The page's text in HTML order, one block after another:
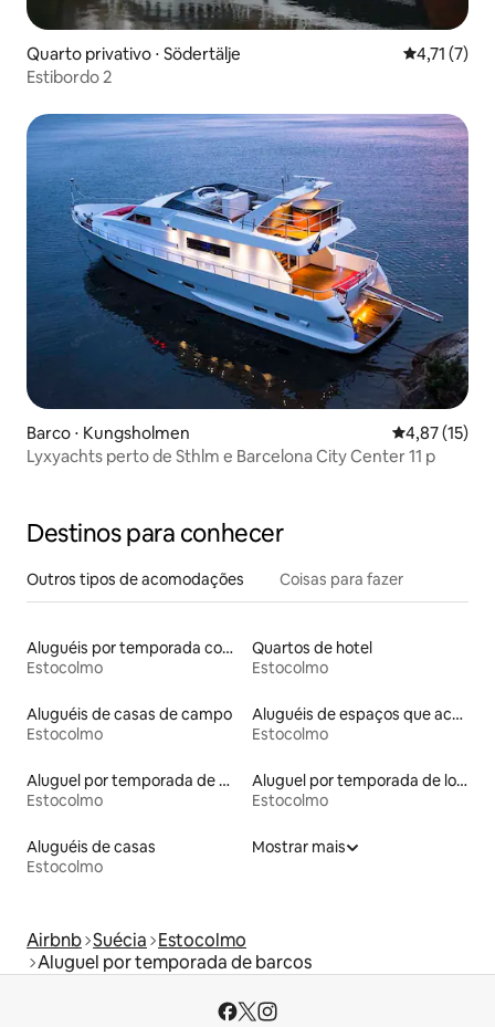
Quarto privativo ⋅ Södertälje 4,71 de
4,71 (7)
Estibordo 2
Barco ⋅ Kungsholmen 4,87 de uma
4,87 (15)
Lyxyachts perto de Sthlm e Barcelona City Center 11 p
Destinos para conhecer
Outros tipos de acomodações Coisas para fazer
Aluguéis por temporada com suítes privativas
Estocolmo
Quartos de hotel
Estocolmo
Aluguéis de casas de campo
Estocolmo
Aluguéis de espaços que aceitam animais de estimação
Estocolmo
Aluguel por temporada de microcasas
Estocolmo
Aluguel por temporada de lofts
Estocolmo
Aluguéis de casas
Estocolmo
Mostrar mais
Airbnb Suécia Estocolmo
Aluguel por temporada de barcos